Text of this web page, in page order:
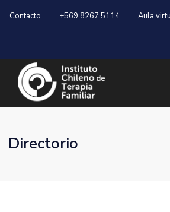
Contacto +569 8267 5114 Aula
Directorio